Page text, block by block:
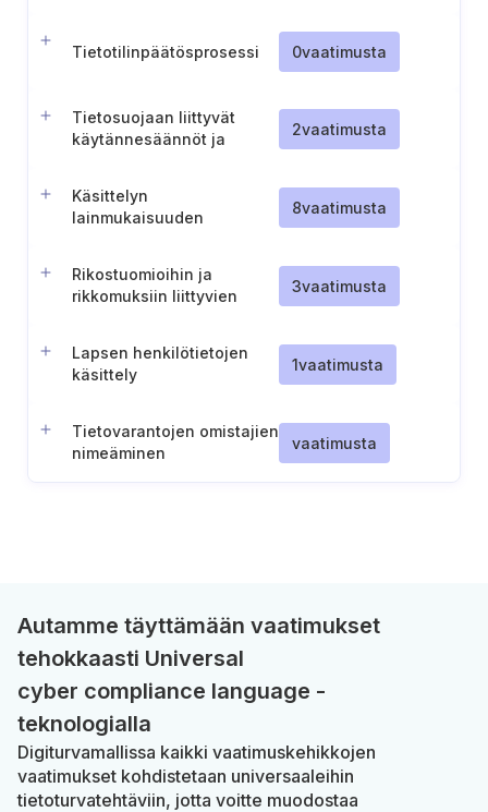
Tietotilinpäätösprosessi 0vaatimusta
Tietosuojaan liittyvät
käytännesäännöt ja
2vaatimusta
Käsittelyn
lainmukaisuuden
8vaatimusta
Rikostuomioihin ja
rikkomuksiin liittyvien
3vaatimusta
Lapsen henkilötietojen
käsittely
yhteydessä
suostumukseen perustuen
1vaatimusta
Tietovarantojen omistajien
nimeäminen
vaatimusta
Autamme täyttämään vaatimukset
tehokkaasti Universal
cyber compliance language -
teknologialla
Digiturvamallissa kaikki vaatimuskehikkojen
vaatimukset kohdistetaan universaaleihin
tietoturvatehtäviin, jotta voitte muodostaa